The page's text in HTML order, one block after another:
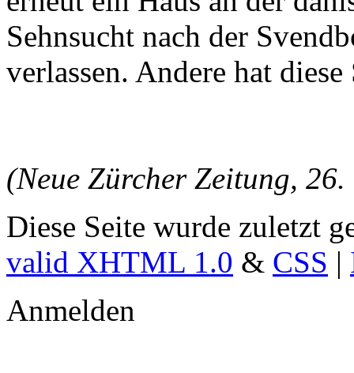
Sehnsucht nach der
verlassen. Andere hat
(Neue Zürcher Zeitung,
Diese Seite wurde zuletzt
valid XHTML 1.0 & CSS |
Anmelden